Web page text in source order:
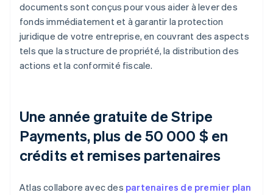
documents sont conçus pour vous aider à lever des
fonds immédiatement et à garantir la protection
juridique de votre entreprise, en couvrant des aspects
tels que la structure de propriété, la distribution des
actions et la conformité fiscale.
Une année gratuite de Stripe
Payments, plus de 50 000 $ en
crédits et remises partenaires
Atlas collabore avec des partenaires de premier plan